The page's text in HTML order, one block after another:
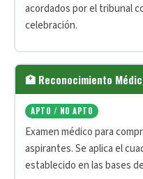
acordados por el tribunal
celebración.
🏥 Reconocimiento
APTO / NO APTO
Examen médico para
aspirantes. Se aplica el
establecido en las bases